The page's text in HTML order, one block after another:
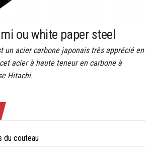
ou white paper steel
un acier carbone japonais très apprécié en
acier à haute teneur en carbone à
Hitachi.
du couteau